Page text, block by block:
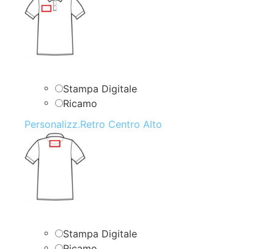
Stampa Digitale
Ricamo
Personalizz.Retro Centro Alto
Stampa Digitale